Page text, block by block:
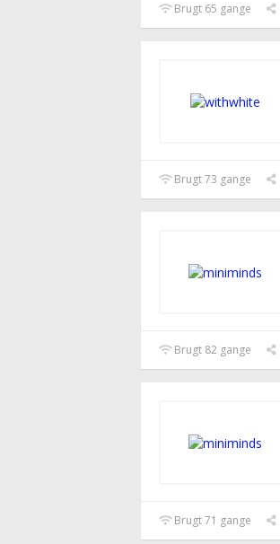
Brugt 65 gange
Brugt 73 gange
Brugt 82 gange
Brugt 71 gange